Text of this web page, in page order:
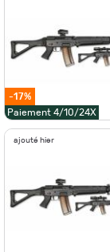
-17%
Paiement 4/10/24X
ajouté hier